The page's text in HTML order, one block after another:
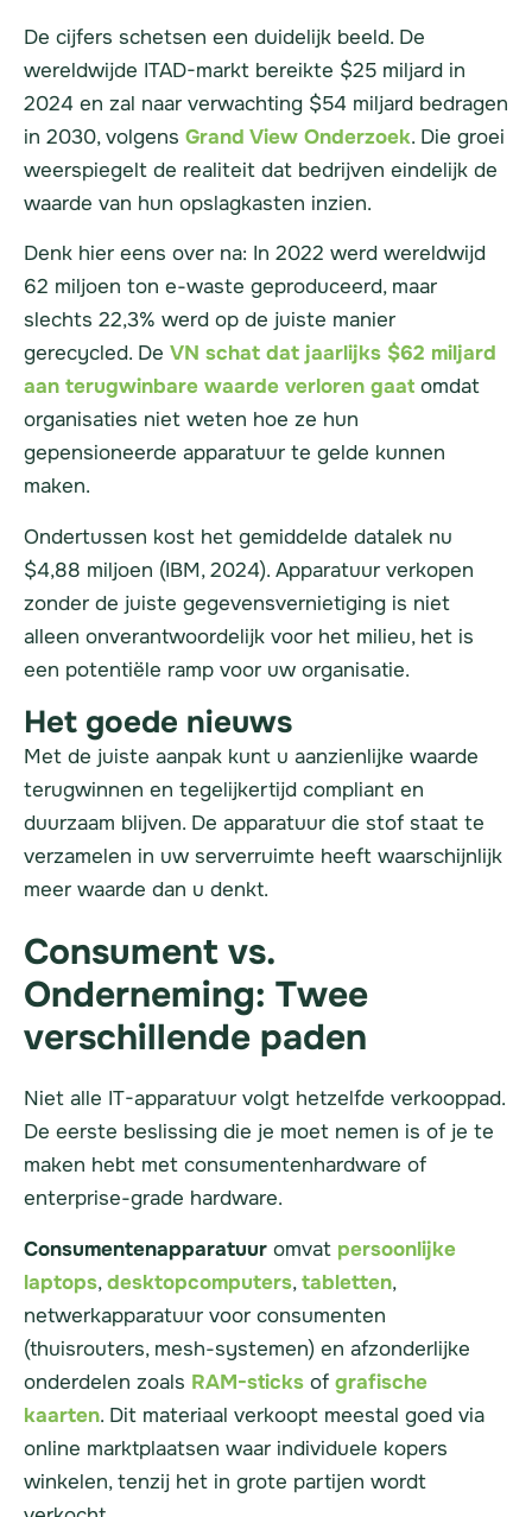
De cijfers schetsen een duidelijk beeld. De
wereldwijde ITAD-markt bereikte $25 miljard in
2024 en zal naar verwachting $54 miljard bedragen
in 2030, volgens Grand View Onderzoek. Die groei
weerspiegelt de realiteit dat bedrijven eindelijk de
waarde van hun opslagkasten inzien.
Denk hier eens over na: In 2022 werd wereldwijd
62 miljoen ton e-waste geproduceerd, maar
slechts 22,3% werd op de juiste manier
gerecycled. De VN schat dat jaarlijks $62 miljard
aan terugwinbare waarde verloren gaat omdat
organisaties niet weten hoe ze hun
gepensioneerde apparatuur te gelde kunnen
maken.
Ondertussen kost het gemiddelde datalek nu
$4,88 miljoen (IBM, 2024). Apparatuur verkopen
zonder de juiste gegevensvernietiging is niet
alleen onverantwoordelijk voor het milieu, het is
een potentiële ramp voor uw organisatie.
Het goede nieuws
Met de juiste aanpak kunt u aanzienlijke waarde
terugwinnen en tegelijkertijd compliant en
duurzaam blijven. De apparatuur die stof staat te
verzamelen in uw serverruimte heeft waarschijnlijk
meer waarde dan u denkt.
Consument vs.
Onderneming: Twee
verschillende paden
Niet alle IT-apparatuur volgt hetzelfde verkooppad.
De eerste beslissing die je moet nemen is of je te
maken hebt met consumentenhardware of
enterprise-grade hardware.
Consumentenapparatuur omvat persoonlijke
laptops,desktopcomputers,tabletten,
netwerkapparatuur voor consumenten
(thuisrouters, mesh-systemen) en afzonderlijke
onderdelen zoals RAM-sticks of grafische
kaarten. Dit materiaal verkoopt meestal goed via
online marktplaatsen waar individuele kopers
winkelen, tenzij het in grote partijen wordt